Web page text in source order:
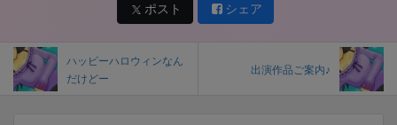
ポスト シェア
ハッピーハロウィンなん
だけどー
出演作品ご案内♪